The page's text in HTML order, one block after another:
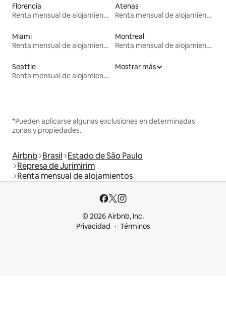
Florencia
Renta mensual de alojamientos
Atenas
Renta mensual de alojamientos
Miami
Renta mensual de alojamientos
Montreal
Renta mensual de alojamientos
Seattle
Renta mensual de alojamientos
Mostrar más
*Pueden aplicarse algunas exclusiones en determinadas
zonas y propiedades.
Airbnb Brasil Estado de São Paulo
Represa de Jurimirim
Renta mensual de alojamientos
© 2026 Airbnb, Inc.
Privacidad
Términos